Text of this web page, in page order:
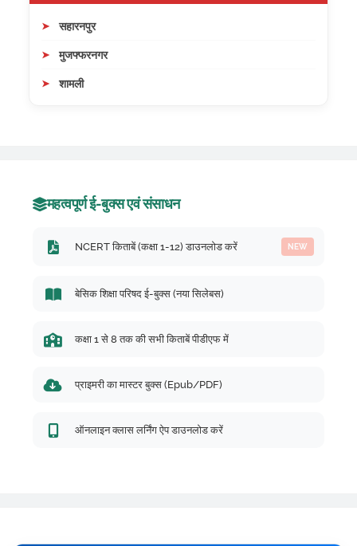
सहारनपुर
मुजफ्फरनगर
शामली
महत्वपूर्ण ई-बुक्स एवं संसाधन
NCERT किताबें (कक्षा 1-12) डाउनलोड करें NEW
बेसिक शिक्षा परिषद ई-बुक्स (नया सिलेबस)
कक्षा 1 से 8 तक की सभी किताबें पीडीएफ में
प्राइमरी का मास्टर बुक्स (Epub/PDF)
ऑनलाइन क्लास लर्निंग ऐप डाउनलोड करें